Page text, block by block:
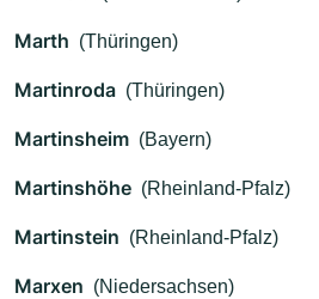
Marth (Thüringen)
Martinroda (Thüringen)
Martinsheim (Bayern)
Martinshöhe (Rheinland-Pfalz)
Martinstein (Rheinland-Pfalz)
Marxen (Niedersachsen)